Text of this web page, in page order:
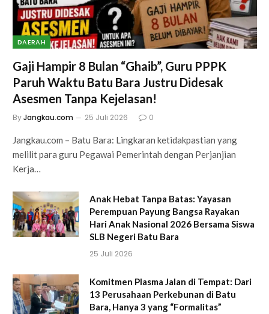
DAERAH
Gaji Hampir 8 Bulan “Ghaib”, Guru PPPK
Paruh Waktu Batu Bara Justru Didesak
Asesmen Tanpa Kejelasan!
ByJangkau.com 25 Juli 2026 0
Jangkau.com – Batu Bara: Lingkaran ketidakpastian yang
melilit para guru Pegawai Pemerintah dengan Perjanjian
Kerja…
Anak Hebat Tanpa Batas: Yayasan
Perempuan Payung Bangsa Rayakan
Hari Anak Nasional 2026 Bersama Siswa
SLB Negeri Batu Bara
25 Juli 2026
Komitmen Plasma Jalan di Tempat: Dari
13 Perusahaan Perkebunan di Batu
Bara, Hanya 3 yang “Formalitas”